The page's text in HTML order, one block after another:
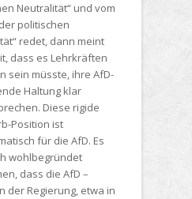
Neutralität“ und vom
politischen
redet, dann meint
dass es Lehrkräften
sein müsste, ihre AfD-
Haltung klar
Diese rigide
Position ist
für die AfD. Es
wohlbegründet
dass die AfD –
der Regierung, etwa in